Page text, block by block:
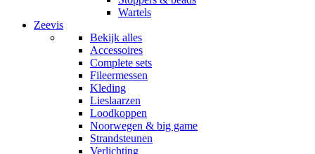
Wartels
Zeevis
Bekijk alles
Accessoires
Complete sets
Fileermessen
Kleding
Lieslaarzen
Loodkoppen
Noorwegen & big game
Strandsteunen
Verlichting